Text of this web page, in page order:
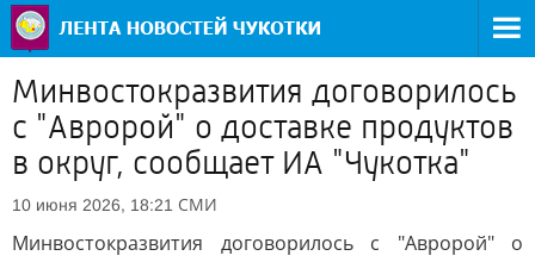
Минвостокразвития договорилось
с "Авророй" о доставке продуктов
в округ, сообщает ИА "Чукотка"
10 июня 2026, 18:21 СМИ
Минвостокразвития договорилось с "Авророй" о